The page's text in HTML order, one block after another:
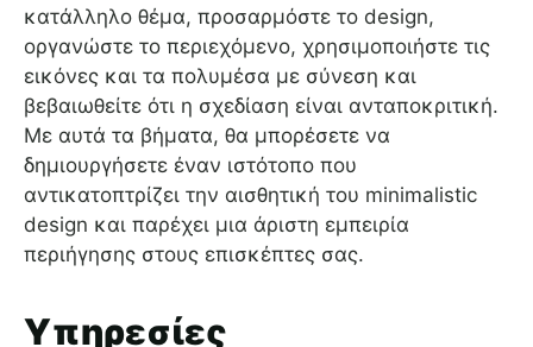
κατάλληλο θέμα, προσαρμόστε το design,
οργανώστε το περιεχόμενο, χρησιμοποιήστε τις
εικόνες και τα πολυμέσα με σύνεση και
βεβαιωθείτε ότι η σχεδίαση είναι ανταποκριτική.
Με αυτά τα βήματα, θα μπορέσετε να
δημιουργήσετε έναν ιστότοπο που
αντικατοπτρίζει την αισθητική του minimalistic
design και παρέχει μια άριστη εμπειρία
περιήγησης στους επισκέπτες σας.
Υπηρεσίες